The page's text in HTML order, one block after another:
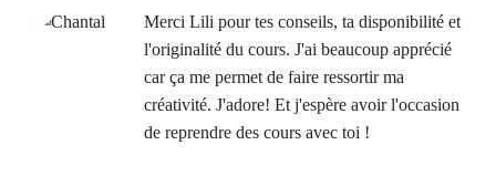
Merci Lili pour tes conseils, ta disponibilité et
l'originalité du cours. J'ai beaucoup apprécié
car ça me permet de faire ressortir ma
créativité. J'adore! Et j'espère avoir l'occasion
de reprendre des cours avec toi !